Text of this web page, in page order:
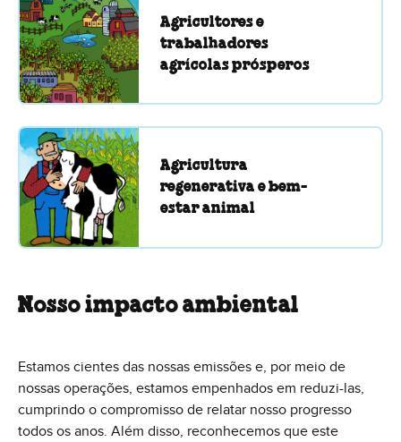
Agricultores e
trabalhadores
agrícolas prósperos
Agricultura
regenerativa e bem-
estar animal
Nosso impacto ambiental
Estamos cientes das nossas emissões e, por meio de
nossas operações, estamos empenhados em reduzi-las,
cumprindo o compromisso de relatar nosso progresso
todos os anos. Além disso, reconhecemos que este